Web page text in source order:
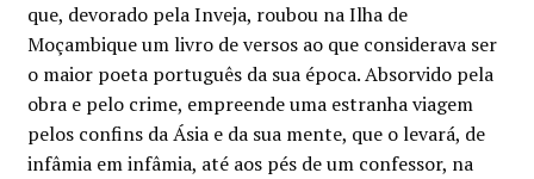
que, devorado pela Inveja, roubou na Ilha de
Moçambique um livro de versos ao que considerava ser
o maior poeta português da sua época. Absorvido pela
obra e pelo crime, empreende uma estranha viagem
pelos confins da Ásia e da sua mente, que o levará, de
infâmia em infâmia, até aos pés de um confessor, na